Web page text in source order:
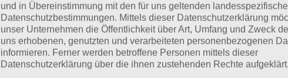
Rätsel aus dem Jahr 2023:Schau mal, was vor einem Jahr,
Lösung gesucht war
Zur Übersicht:4 Bilder 1 Wort Lösungen zu Glückliches
und in Übereinstimmung mit den für uns geltenden
Datenschutzbestimmungen. Mittels dieser Datenschutzerklärung
unser Unternehmen die Öffentlichkeit über Art, Umfang und Zweck
uns erhobenen, genutzten und verarbeiteten personenbezogenen
informieren. Ferner werden betroffene Personen mittels dieser
Datenschutzerklärung über die ihnen zustehenden Rechte aufgeklärt.